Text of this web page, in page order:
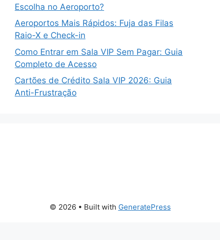
Escolha no Aeroporto?
Aeroportos Mais Rápidos: Fuja das Filas
Raio-X e Check-in
Como Entrar em Sala VIP Sem Pagar: Guia
Completo de Acesso
Cartões de Crédito Sala VIP 2026: Guia
Anti-Frustração
© 2026 • Built with GeneratePress